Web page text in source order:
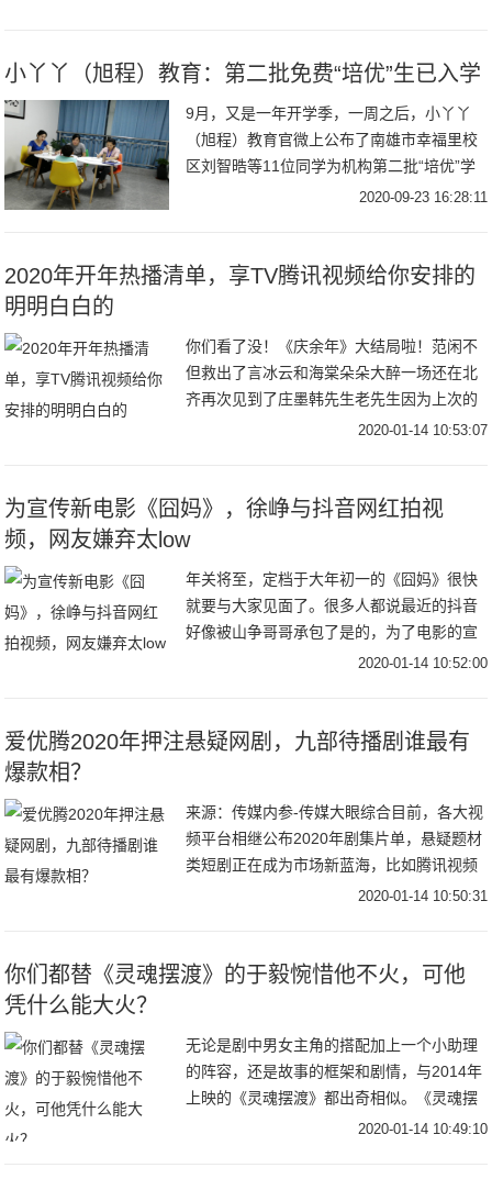
小丫丫（旭程）教育：第二批免费“培优”生已入学
9月，又是一年开学季，一周之后，小丫丫
（旭程）教育官微上公布了南雄市幸福里校
区刘智晧等11位同学为机构第二批“培优”学
生，将免费享受一年的课程全面提升以及对
2020-09-23 16:28:11
2020年开年热播清单，享TV腾讯视频给你安排的
明明白白的
你们看了没！《庆余年》大结局啦！范闲不
但救出了言冰云和海棠朵朵大醉一场还在北
齐再次见到了庄墨韩先生老先生因为上次的
陷害耿耿于怀正在为范闲的诗集作释而上杉
2020-01-14 10:53:07
为宣传新电影《囧妈》，徐峥与抖音网红拍视
频，网友嫌弃太low
年关将至，定档于大年初一的《囧妈》很快
就要与大家见面了。很多人都说最近的抖音
好像被山争哥哥承包了是的，为了电影的宣
传，徐峥都到抖音营业了，和很多抖音头部
2020-01-14 10:52:00
爱优腾2020年押注悬疑网剧，九部待播剧谁最有
爆款相？
来源：传媒内参-传媒大眼综合目前，各大视
频平台相继公布2020年剧集片单，悬疑题材
类短剧正在成为市场新蓝海，比如腾讯视频
V视界大会公布了一部体量较小、仅16集的
2020-01-14 10:50:31
你们都替《灵魂摆渡》的于毅惋惜他不火，可他
凭什么能大火？
无论是剧中男女主角的搭配加上一个小助理
的阵容，还是故事的框架和剧情，与2014年
上映的《灵魂摆渡》都出奇相似。《灵魂摆
渡》中的九天玄女“王小娅”和作为“容器”的存
2020-01-14 10:49:10